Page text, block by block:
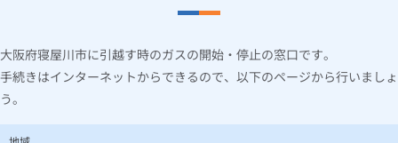
大阪府寝屋川市に引越す時のガスの開始・停止の窓口です。
手続きはインターネットからできるので、以下のページから行いましょ
う。